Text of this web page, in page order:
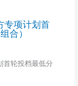
专项计划首
合）
首轮投档最低分